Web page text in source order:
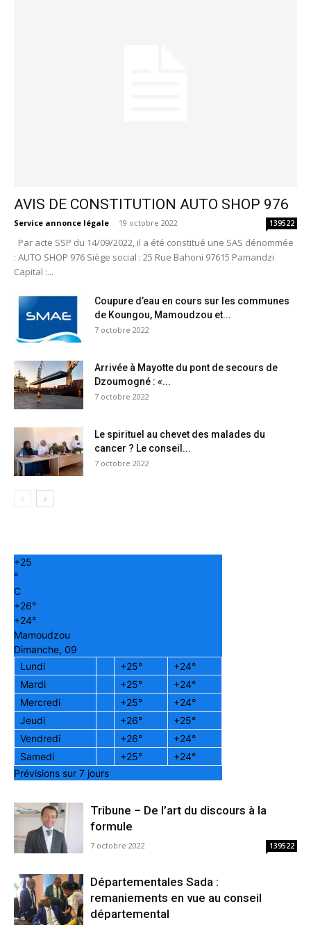
AVIS DE CONSTITUTION AUTO SHOP 976
Service annonce légale - 19 octobre 2022 139522
Par acte SSP du 14/09/2022, il a été constitué une SAS dénommée
: AUTO SHOP 976 Siège social : 25 Rue Bahoni 97615 Pamandzi
Capital :...
Coupure d’eau en cours sur les communes
de Koungou, Mamoudzou et...
7 octobre 2022
Arrivée à Mayotte du pont de secours de
Dzoumogné : «...
7 octobre 2022
Le spirituel au chevet des malades du
cancer ? Le conseil...
7 octobre 2022
+25
°
C
+26°
+24°
Mamoudzou
Dimanche, 09
Lundi
+25° +24°
Mardi
+25° +24°
Mercredi
+25° +24°
Jeudi
+26° +25°
Vendredi
+26° +24°
Samedi
+25° +24°
Prévisions sur 7 jours
Tribune – De l’art du discours à la
formule
7 octobre 2022 139522
Départementales Sada :
remaniements en vue au conseil
départemental